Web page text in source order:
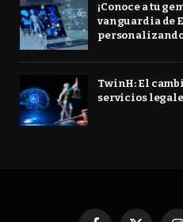
¡Conoce a tu
vanguardia de
TwinH: El
servicios